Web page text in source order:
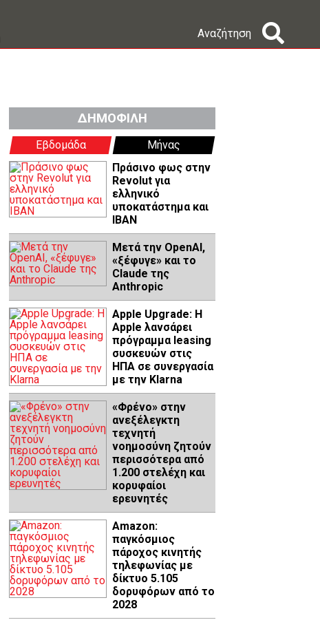
Αναζήτηση
ΔΗΜΟΦΙΛΗ
Εβδομάδα
Μήνας
Πράσινο φως στην
Revolut για
ελληνικό
υποκατάστημα και
IBAN
Μετά την OpenAI,
«ξέφυγε» και το
Claude της
Anthropic
Apple Upgrade: Η
Apple λανσάρει
πρόγραμμα leasing
συσκευών στις
ΗΠΑ σε συνεργασία
με την Klarna
«Φρένο» στην
ανεξέλεγκτη
τεχνητή
νοημοσύνη ζητούν
περισσότερα από
1.200 στελέχη και
κορυφαίοι
ερευνητές
Amazon:
παγκόσμιος
πάροχος κινητής
τηλεφωνίας με
δίκτυο 5.105
δορυφόρων από το
2028